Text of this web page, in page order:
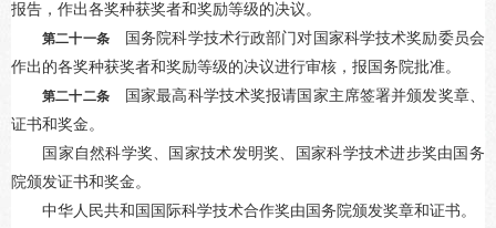
报告，作出各奖种获奖者和奖励等级的决议。
第二十一条国务院科学技术行政部门对国家科学技术奖励委员会
作出的各奖种获奖者和奖励等级的决议进行审核，报国务院批准。
第二十二条国家最高科学技术奖报请国家主席签署并颁发奖章、
证书和奖金。
国家自然科学奖、国家技术发明奖、国家科学技术进步奖由国务
院颁发证书和奖金。
中华人民共和国国际科学技术合作奖由国务院颁发奖章和证书。